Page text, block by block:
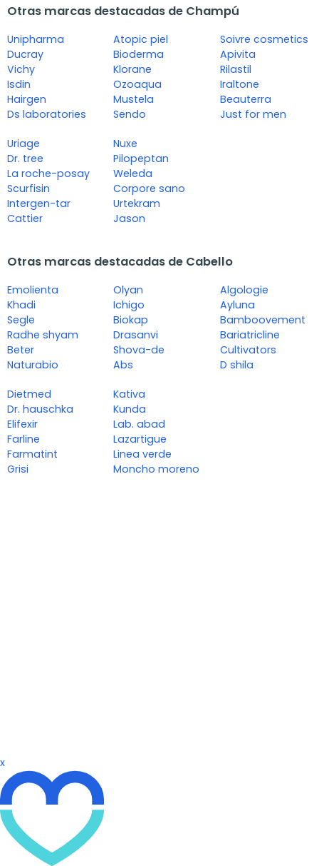
Otras marcas destacadas de Champú
Unipharma
Ducray
Vichy
Isdin
Hairgen
Ds laboratories
Atopic piel
Bioderma
Klorane
Ozoaqua
Mustela
Sendo
Soivre cosmetics
Apivita
Rilastil
Iraltone
Beauterra
Just for men
Uriage
Dr. tree
La roche-posay
Scurfisin
Intergen-tar
Cattier
Nuxe
Pilopeptan
Weleda
Corpore sano
Urtekram
Jason
Otras marcas destacadas de Cabello
Emolienta
Khadi
Segle
Radhe shyam
Beter
Naturabio
Olyan
Ichigo
Biokap
Drasanvi
Shova-de
Abs
Algologie
Ayluna
Bamboovement
Bariatricline
Cultivators
D shila
Dietmed
Dr. hauschka
Elifexir
Farline
Farmatint
Grisi
Kativa
Kunda
Lab. abad
Lazartigue
Linea verde
Moncho moreno
x